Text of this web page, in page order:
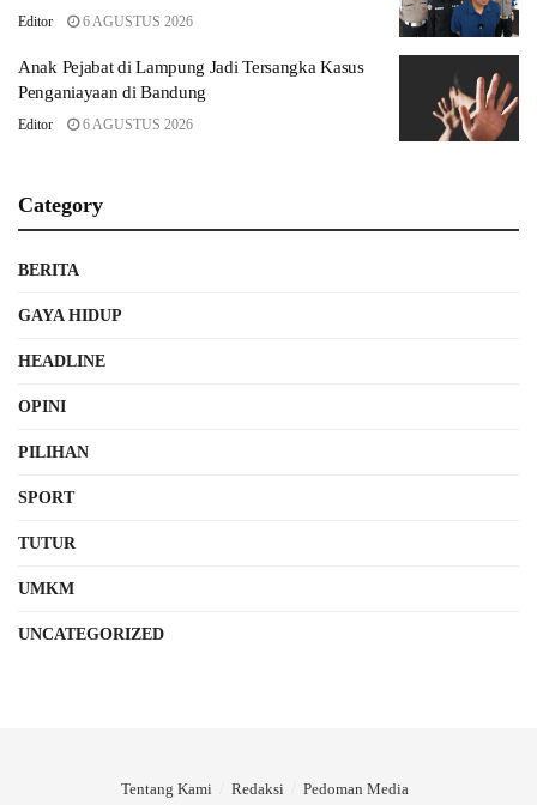
Editor 6 AGUSTUS 2026
Anak Pejabat di Lampung Jadi Tersangka Kasus
Penganiayaan di Bandung
Editor 6 AGUSTUS 2026
Category
BERITA
GAYA HIDUP
HEADLINE
OPINI
PILIHAN
SPORT
TUTUR
UMKM
UNCATEGORIZED
Tentang Kami Redaksi Pedoman Media